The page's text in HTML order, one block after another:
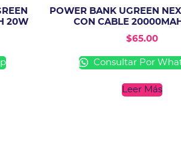
20W
POWER BANK UGREEN
CON CABLE
$65.00
Consultar Por
Leer Más